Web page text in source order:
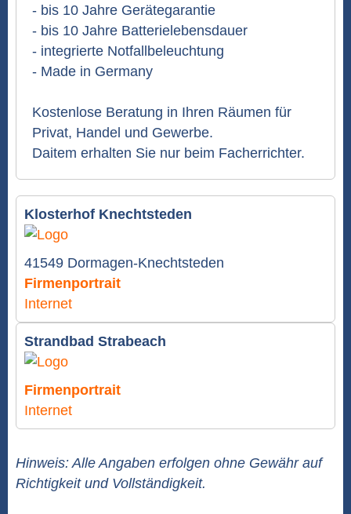
- bis 10 Jahre Gerätegarantie
- bis 10 Jahre Batterielebensdauer
- integrierte Notfallbeleuchtung
- Made in Germany
Kostenlose Beratung in Ihren Räumen für
Privat, Handel und Gewerbe.
Daitem erhalten Sie nur beim Facherrichter.
Klosterhof Knechtsteden
41549 Dormagen-Knechtsteden
Firmenportrait
Internet
Strandbad Strabeach
Firmenportrait
Internet
Hinweis: Alle Angaben erfolgen ohne Gewähr auf
Richtigkeit und Vollständigkeit.